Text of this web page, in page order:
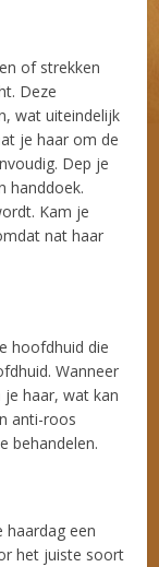
of strekken
Deze
wat uiteindelijk
je haar om de
Dep je
handdoek.
Kam je
nat haar
hoofdhuid die
Wanneer
haar, wat kan
anti-roos
behandelen.
haardag een
het juiste soort